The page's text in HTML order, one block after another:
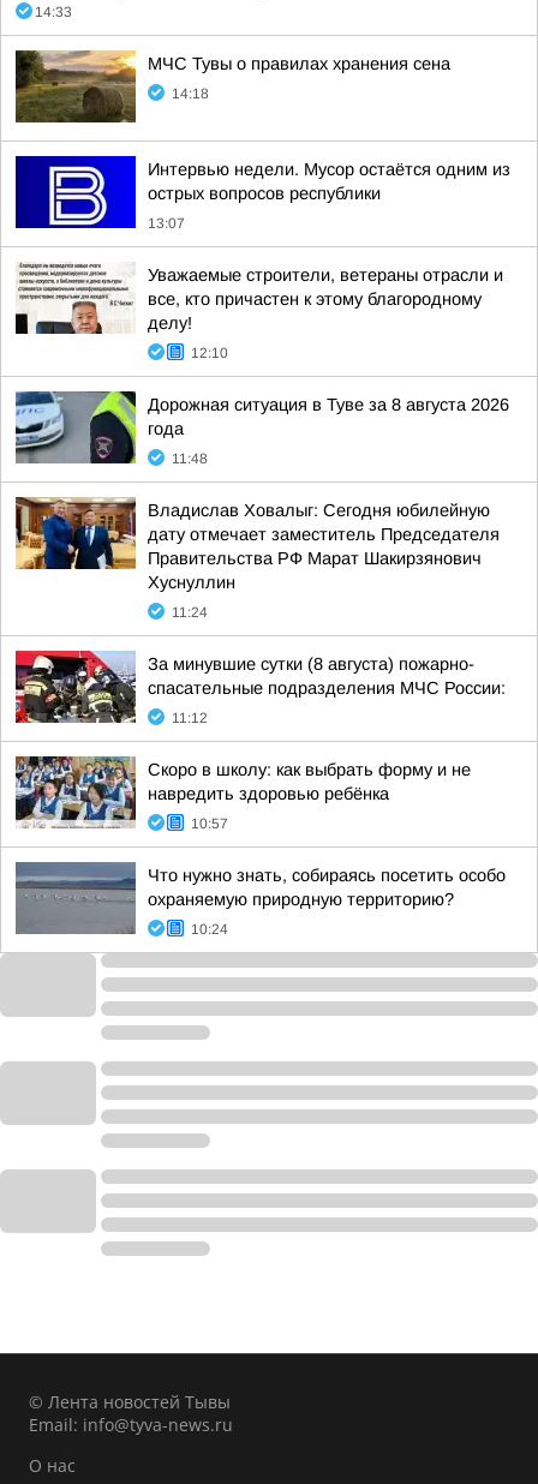
14:33
МЧС Тувы о правилах хранения сена
14:18
Интервью недели. Мусор остаётся одним из
острых вопросов республики
13:07
Уважаемые строители, ветераны отрасли и
все, кто причастен к этому благородному
делу!
12:10
Дорожная ситуация в Туве за 8 августа 2026
года
11:48
Владислав Ховалыг: Сегодня юбилейную
дату отмечает заместитель Председателя
Правительства РФ Марат Шакирзянович
Хуснуллин
11:24
За минувшие сутки (8 августа) пожарно-
спасательные подразделения МЧС России:
11:12
Скоро в школу: как выбрать форму и не
навредить здоровью ребёнка
10:57
Что нужно знать, собираясь посетить особо
охраняемую природную территорию?
10:24
© Лента новостей Тывы
Email: info@tyva-news.ru
О нас